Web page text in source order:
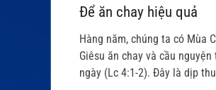
Để ăn chay hiệu quả
Hàng năm, chúng ta có Mùa
Giêsu ăn chay và cầu
ngày (Lc 4:1-2). Đây là dịp